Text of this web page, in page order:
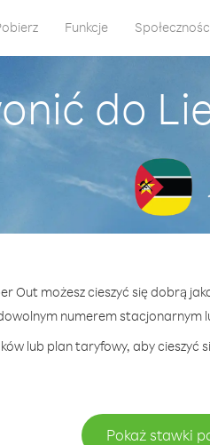
Funkcje
do
Out możesz cieszyć się dobrą
dowolnym numerem
lub plan taryfowy, aby cieszyć
Pokaż stawki